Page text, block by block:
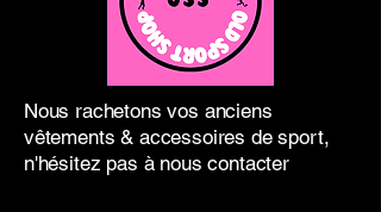
Nous rachetons vos anciens
vêtements & accessoires de sport,
n'hésitez pas à nous contacter